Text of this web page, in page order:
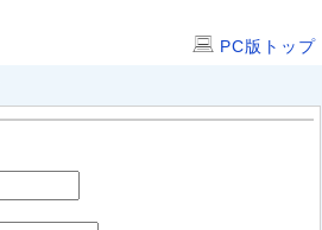
PC版トップ